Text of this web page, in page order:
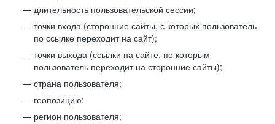
длительность пользовательской сессии;
точки входа (сторонние сайты, с которых пользователь
по ссылке переходит на сайт);
точки выхода (ссылки на сайте, по которым
пользователь переходит на сторонние сайты);
страна пользователя;
геопозицию;
регион пользователя;